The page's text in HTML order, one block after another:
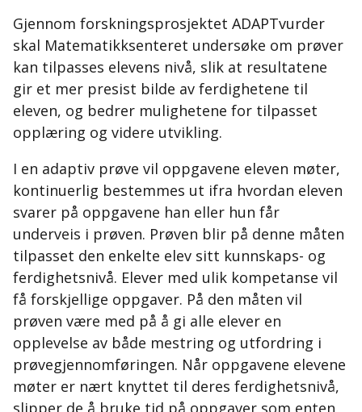
Gjennom forskningsprosjektet ADAPTvurder
skal Matematikksenteret undersøke om prøver
kan tilpasses elevens nivå, slik at resultatene
gir et mer presist bilde av ferdighetene til
eleven, og bedrer mulighetene for tilpasset
opplæring og videre utvikling.
I en adaptiv prøve vil oppgavene eleven møter,
kontinuerlig bestemmes ut ifra hvordan eleven
svarer på oppgavene han eller hun får
underveis i prøven. Prøven blir på denne måten
tilpasset den enkelte elev sitt kunnskaps- og
ferdighetsnivå. Elever med ulik kompetanse vil
få forskjellige oppgaver. På den måten vil
prøven være med på å gi alle elever en
opplevelse av både mestring og utfordring i
prøvegjennomføringen. Når oppgavene elevene
møter er nært knyttet til deres ferdighetsnivå,
slipper de å bruke tid på oppgaver som enten